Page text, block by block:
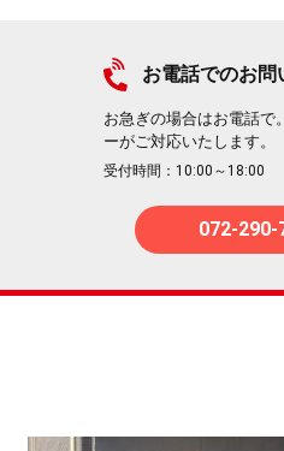
お電話でのお問
お急ぎの場合はお電話で
ーがご対応いたします。
受付時間：10:00～18:00
072-290-